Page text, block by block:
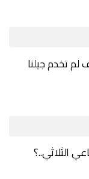
تخدم جيلنا
الثلاثي..؟